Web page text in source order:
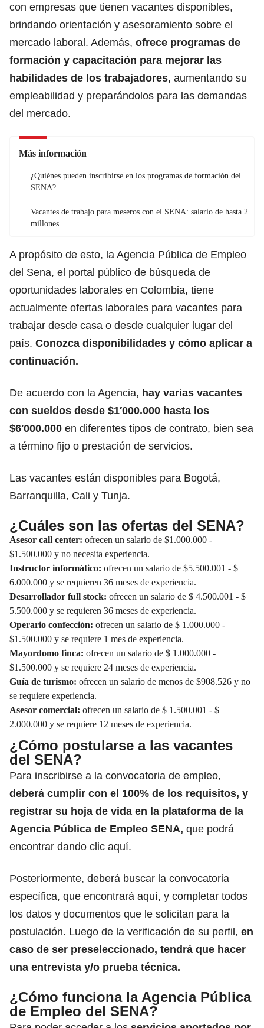
con empresas que tienen vacantes disponibles,
brindando orientación y asesoramiento sobre el
mercado laboral. Además, ofrece programas de
formación y capacitación para mejorar las
habilidades de los trabajadores, aumentando su
empleabilidad y preparándolos para las demandas
del mercado.
Más información
¿Quiénes pueden inscribirse en los programas de formación del
SENA?
Vacantes de trabajo para meseros con el SENA: salario de hasta 2
millones
A propósito de esto, la Agencia Pública de Empleo
del Sena, el portal público de búsqueda de
oportunidades laborales en Colombia, tiene
actualmente ofertas laborales para vacantes para
trabajar desde casa o desde cualquier lugar del
país. Conozca disponibilidades y cómo aplicar a
continuación.
De acuerdo con la Agencia, hay varias vacantes
con sueldos desde $1′000.000 hasta los
$6′000.000 en diferentes tipos de contrato, bien sea
a término fijo o prestación de servicios.
Las vacantes están disponibles para Bogotá,
Barranquilla, Cali y Tunja.
¿Cuáles son las ofertas del SENA?
Asesor call center: ofrecen un salario de $1.000.000 -
$1.500.000 y no necesita experiencia.
Instructor informático: ofrecen un salario de $5.500.001 - $
6.000.000 y se requieren 36 meses de experiencia.
Desarrollador full stock: ofrecen un salario de $ 4.500.001 - $
5.500.000 y se requieren 36 meses de experiencia.
Operario confección: ofrecen un salario de $ 1.000.000 -
$1.500.000 y se requiere 1 mes de experiencia.
Mayordomo finca: ofrecen un salario de $ 1.000.000 -
$1.500.000 y se requiere 24 meses de experiencia.
Guía de turismo: ofrecen un salario de menos de $908.526 y no
se requiere experiencia.
Asesor comercial: ofrecen un salario de $ 1.500.001 - $
2.000.000 y se requiere 12 meses de experiencia.
¿Cómo postularse a las vacantes
del SENA?
Para inscribirse a la convocatoria de empleo,
deberá cumplir con el 100% de los requisitos, y
registrar su hoja de vida en la plataforma de la
Agencia Pública de Empleo SENA, que podrá
encontrar dando clic aquí.
Posteriormente, deberá buscar la convocatoria
específica, que encontrará aquí, y completar todos
los datos y documentos que le solicitan para la
postulación. Luego de la verificación de su perfil, en
caso de ser preseleccionado, tendrá que hacer
una entrevista y/o prueba técnica.
¿Cómo funciona la Agencia Pública
de Empleo del SENA?